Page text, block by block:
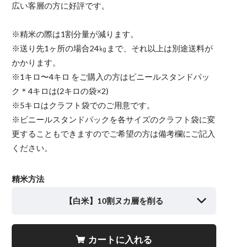
広い客層の方に好評です。
※精米の際は1割分量が減ります。
※送り先1ヶ所の場合24㎏まで、それ以上は別途送料が
かかります。
※1キロ〜4キロ をご購入の方はビニールスタンドパッ
ク＊4キロは(2キロの袋×2)
※5キロはクラフト袋でのご用意です。
※ビニールスタンドパックを各サイズのクラフト袋に変
更することもできますのでご希望の方は備考欄にご記入
ください。
精米方法
【白米】10割ヌカ層を削る
カートに入れる